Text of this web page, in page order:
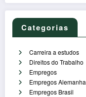
Categorias
Carreira a estudos
Direitos do Trabalho
Empregos
Empregos Alemanha
Empregos Brasil